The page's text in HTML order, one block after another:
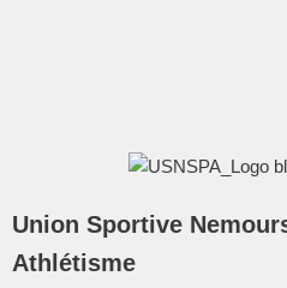
Union Sportive
Athlétisme